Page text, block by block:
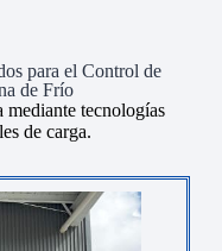
para el Control de
de Frío
tecnologías
de carga.